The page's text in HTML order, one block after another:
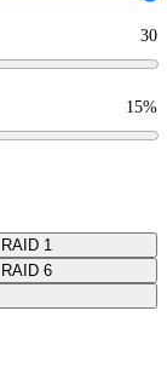
30
15%
RAID 1
RAID 6